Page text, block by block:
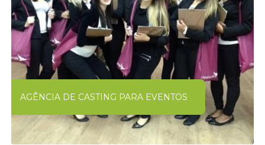
AGÊNCIA DE CASTING PARA EVENTOS